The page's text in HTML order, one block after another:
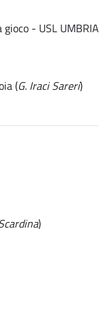
- USL UMBRIA
(G. Iraci Sareri)
)